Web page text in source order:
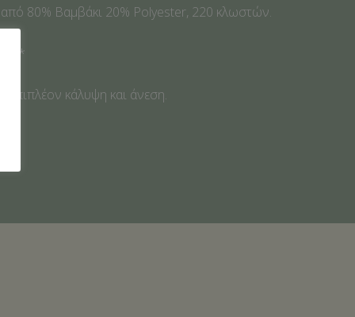
80% Βαμβάκι 20% Polyester, 220 κλωστών.
*
επιπλέον κάλυψη και άνεση.